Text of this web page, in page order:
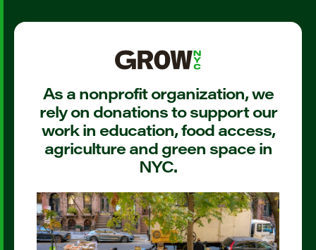
As a nonprofit organization, we
rely on donations to support our
work in education, food access,
agriculture and green space in
NYC.